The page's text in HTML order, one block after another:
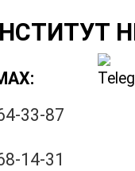
33-87
14-31